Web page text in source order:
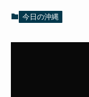
今日の沖縄